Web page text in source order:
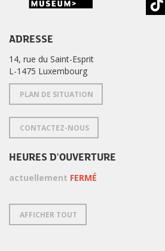
ADRESSE
14, rue du Saint-Esprit
L-1475 Luxembourg
PLAN DE SITUATION
CONTACTEZ-NOUS
HEURES D'OUVERTURE
actuellement FERMÉ
AFFICHER TOUT